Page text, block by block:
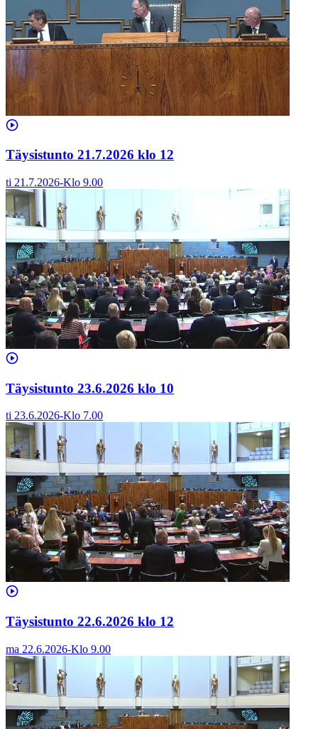
Täysistunto 21.7.2026 klo 12
ti 21.7.2026-Klo 9.00
Täysistunto 23.6.2026 klo 10
ti 23.6.2026-Klo 7.00
Täysistunto 22.6.2026 klo 12
ma 22.6.2026-Klo 9.00